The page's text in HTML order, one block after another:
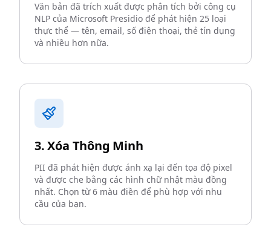
Văn bản đã trích xuất được phân tích bởi công cụ
NLP của Microsoft Presidio để phát hiện 25 loại
thực thể — tên, email, số điện thoại, thẻ tín dụng
và nhiều hơn nữa.
3. Xóa Thông Minh
PII đã phát hiện được ánh xạ lại đến tọa độ pixel
và được che bằng các hình chữ nhật màu đồng
nhất. Chọn từ 6 màu điền để phù hợp với nhu
cầu của bạn.